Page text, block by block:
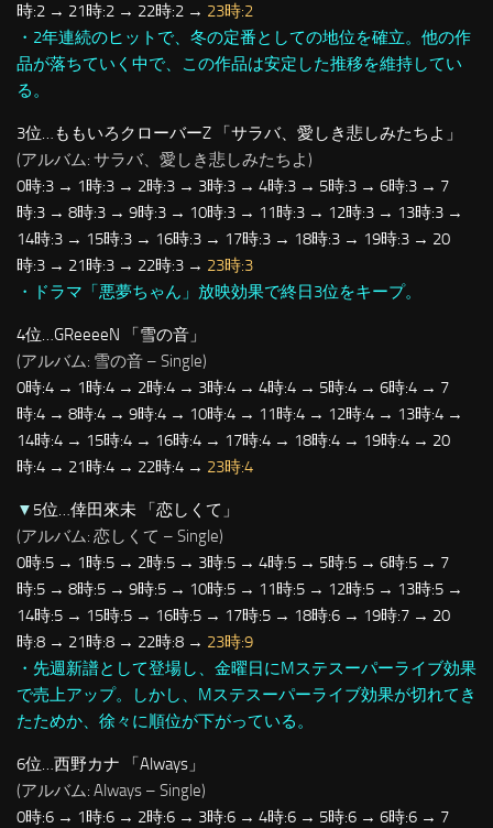
時:2 → 21時:2 → 22時:2 → 23時:2
・2年連続のヒットで、冬の定番としての地位を確立。他の作
品が落ちていく中で、この作品は安定した推移を維持してい
る。
3位…ももいろクローバーZ 「サラバ、愛しき悲しみたちよ」
(アルバム: サラバ、愛しき悲しみたちよ)
0時:3 → 1時:3 → 2時:3 → 3時:3 → 4時:3 → 5時:3 → 6時:3 → 7
時:3 → 8時:3 → 9時:3 → 10時:3 → 11時:3 → 12時:3 → 13時:3 →
14時:3 → 15時:3 → 16時:3 → 17時:3 → 18時:3 → 19時:3 → 20
時:3 → 21時:3 → 22時:3 → 23時:3
・ドラマ「悪夢ちゃん」放映効果で終日3位をキープ。
4位…GReeeeN 「雪の音」
(アルバム: 雪の音 – Single)
0時:4 → 1時:4 → 2時:4 → 3時:4 → 4時:4 → 5時:4 → 6時:4 → 7
時:4 → 8時:4 → 9時:4 → 10時:4 → 11時:4 → 12時:4 → 13時:4 →
14時:4 → 15時:4 → 16時:4 → 17時:4 → 18時:4 → 19時:4 → 20
時:4 → 21時:4 → 22時:4 → 23時:4
▼ 5位…倖田來未 「恋しくて」
(アルバム: 恋しくて – Single)
0時:5 → 1時:5 → 2時:5 → 3時:5 → 4時:5 → 5時:5 → 6時:5 → 7
時:5 → 8時:5 → 9時:5 → 10時:5 → 11時:5 → 12時:5 → 13時:5 →
14時:5 → 15時:5 → 16時:5 → 17時:5 → 18時:6 → 19時:7 → 20
時:8 → 21時:8 → 22時:8 → 23時:9
・先週新譜として登場し、金曜日にMステスーパーライブ効果
で売上アップ。しかし、Mステスーパーライブ効果が切れてき
たためか、徐々に順位が下がっている。
6位…西野カナ 「Always」
(アルバム: Always – Single)
0時:6 → 1時:6 → 2時:6 → 3時:6 → 4時:6 → 5時:6 → 6時:6 → 7